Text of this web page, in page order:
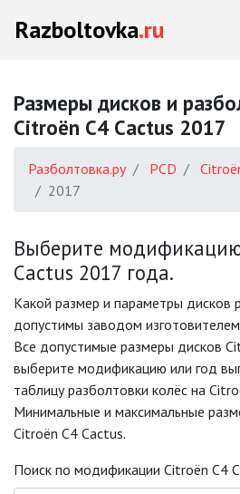
Razboltovka.ru
Размеры дисков и
Citroën C4 Cactus 2017
Разболтовка.ру PCD
2017
Выберите
Cactus 2017 года.
Какой размер и параметры дисков
допустимы заводом
Все допустимые размеры дисков
выберите модификацию или год
таблицу разболтовки колёс на
Минимальные и максимальные
Citroën C4 Cactus.
Поиск по модификации Citroën C4